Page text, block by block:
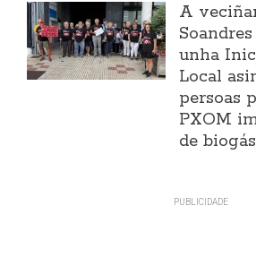
A
unha
Local
persoas
PXOM
de biogás